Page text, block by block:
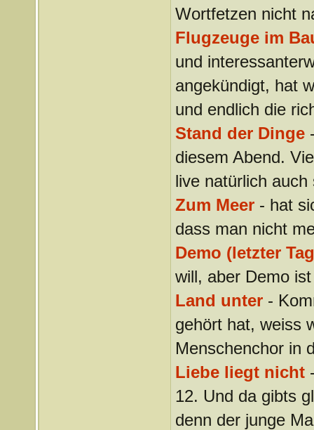
Wortfetzen nicht
Flugzeuge im
und
angekündigt, hat
und endlich die
Stand der Dinge-
diesem Abend.
live natürlich auch
Zum Meer- hat
dass man nicht
Demo (letzter
will, aber Demo
Land unter-
gehört hat, weiss
Menschenchor in
Liebe liegt nicht-
12. Und da gibts
denn der junge